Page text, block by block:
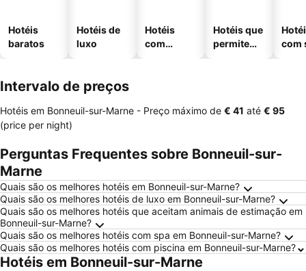
Hotéis
baratos
Hotéis de
luxo
Hotéis
com
Hotéis que
permitem
com
Intervalo de preços
Hotéis em Bonneuil-sur-Marne - Preço máximo de ‎€ 41 até ‎€ 95
(price per night)
Perguntas Frequentes sobre Bonneuil-sur-
Marne
Quais são os melhores hotéis em Bonneuil-sur-Marne?
Quais são os melhores hotéis de luxo em Bonneuil-sur-Marne?
Quais são os melhores hotéis que aceitam animais de estimação em
Bonneuil-sur-Marne?
Quais são os melhores hotéis com spa em Bonneuil-sur-Marne?
Quais são os melhores hotéis com piscina em Bonneuil-sur-Marne?
Hotéis em Bonneuil-sur-Marne